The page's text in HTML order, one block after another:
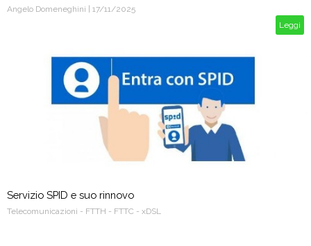
Angelo Domeneghini
17/11/2025
Leggi
Servizio SPID e suo rinnovo
Telecomunicazioni - FTTH - FTTC - xDSL